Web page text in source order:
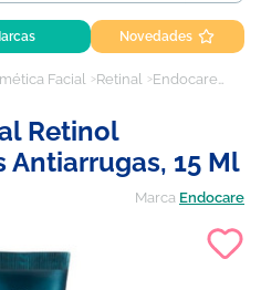
Novedades
Facial Retinal Endocare Renewal Retinol contorno de ojos antiarrugas, 15 ml
Retinol
Antiarrugas, 15 Ml
Marca Endocare